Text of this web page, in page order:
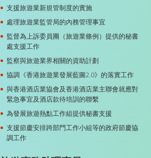
支援旅遊業新規管制度的實施
處理旅遊業監管局的內務管理事宜
監督為上訴委員團（旅遊業條例）提供的秘書
處支援工作
監察與旅遊業界相關的資助計劃
協調《香港旅遊業發展藍圖2.0》的落實工作
與香港酒店業協會及香港酒店業主聯會就應對
緊急事宜及酒店款待培訓的聯繫
為發展旅遊熱點工作組提供秘書支援
支援節慶安排跨部門工作小組等的政府節慶協
調工作